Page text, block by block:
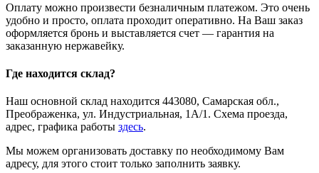
Оплату можно произвести безналичным платежом. Это очень
удобно и просто, оплата проходит оперативно. На Ваш заказ
оформляется бронь и выставляется счет — гарантия на
заказанную нержавейку.
Где находится склад?
Наш основной склад находится 443080, Самарская обл.,
Преображенка, ул. Индустриальная, 1А/1. Схема проезда,
адрес, графика работы здесь.
Мы можем организовать доставку по необходимому Вам
адресу, для этого стоит только заполнить заявку.